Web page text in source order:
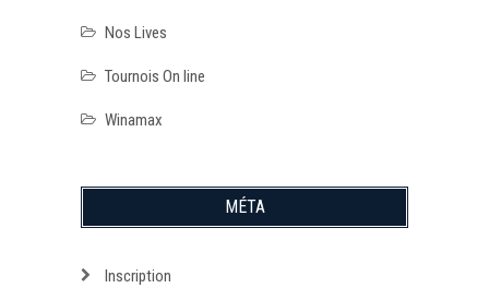
Nos Lives
Tournois On line
Winamax
MÉTA
Inscription